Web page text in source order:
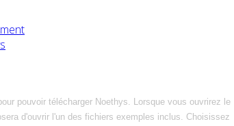
pouvoir télécharger Noethys. Lorsque vous ouvrirez le
d'ouvrir l'un des fichiers exemples inclus. Choisissez